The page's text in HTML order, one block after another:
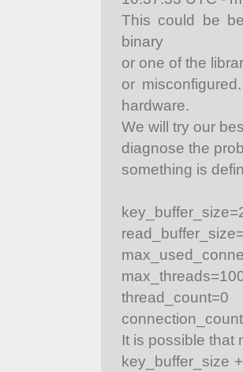
This could be
binary
or one of the
or
hardware.
We will try our
diagnose the
something is
thread_count=0
It is possible that
key_buffer_size